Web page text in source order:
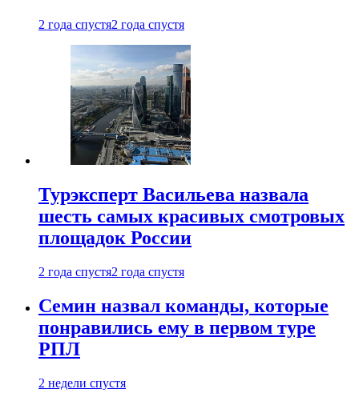
2 года спустя2 года спустя
Турэксперт Васильева назвала
шесть самых красивых смотровых
площадок России
2 года спустя2 года спустя
Семин назвал команды, которые
понравились ему в первом туре
РПЛ
2 недели спустя